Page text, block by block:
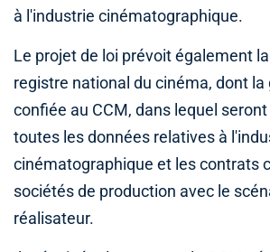
à l'industrie cinématographique.
Le projet de loi prévoit également
registre national du cinéma, dont la
confiée au CCM, dans lequel
toutes les données relatives à
cinématographique et les contrats
sociétés de production avec le
réalisateur.